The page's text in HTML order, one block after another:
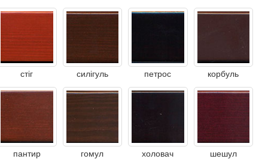
стіг силігуль петрос корбуль
пантир гомул холовач шешул